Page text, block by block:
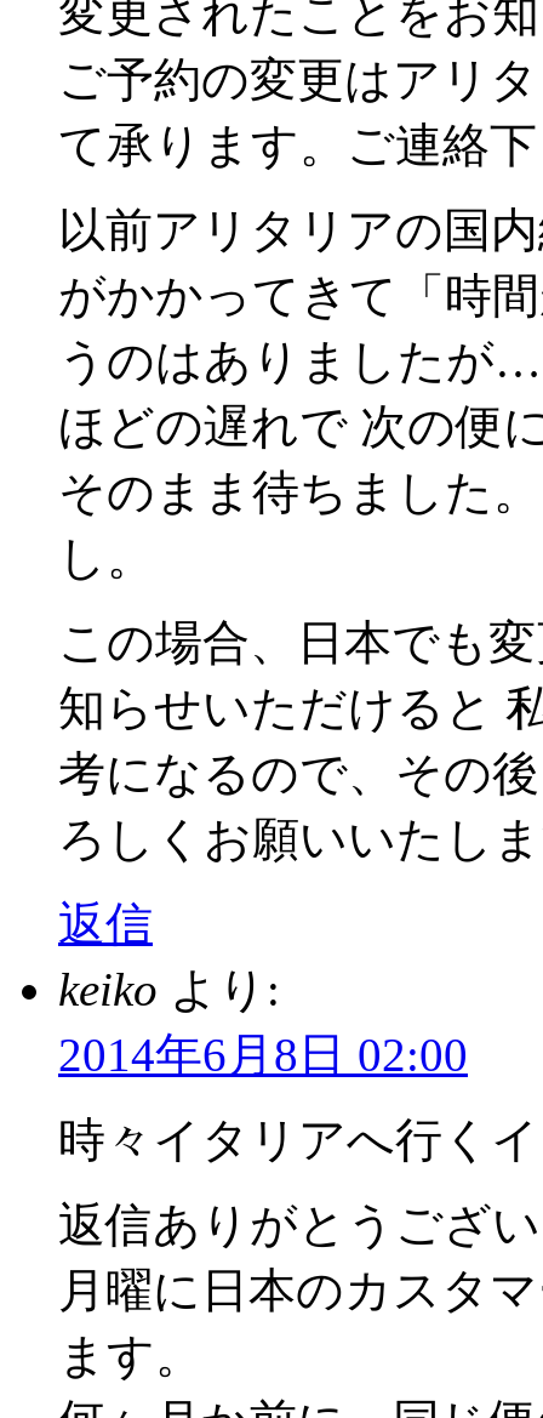
変更されたことをお
ご予約の変更はアリ
て承ります。ご連絡
以前アリタリアの国
がかかってきて「時
うのはありましたが
ほどの遅れで 次の便
そのまま待ちました
し。
この場合、日本でも
知らせいただけると
考になるので、その
ろしくお願いいたし
返信
keiko より:
2014年6月8日 02:00
時々イタリアへ行く
返信ありがとうござ
月曜に日本のカスタ
ます。